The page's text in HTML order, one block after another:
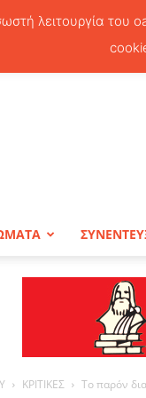
ΚΡΙΤΙΚΕΣ Το παρόν
λειτουργία του